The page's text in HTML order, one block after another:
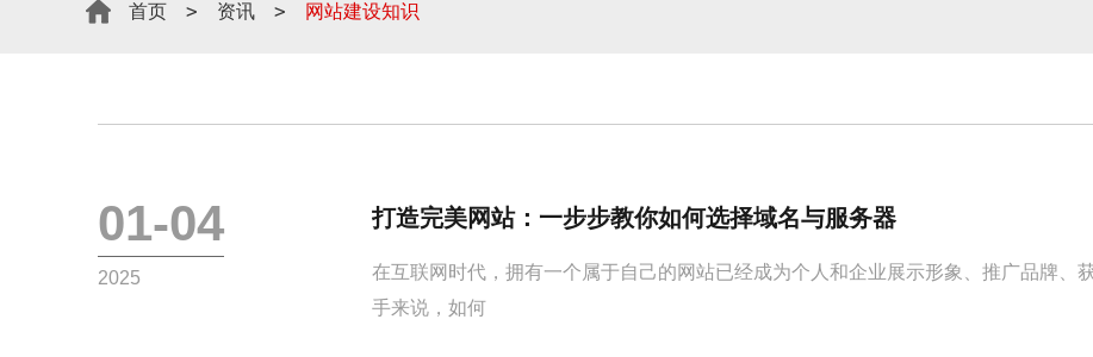
首页 > 资讯 > 网站建设知识
01-04
2025
打造完美网站：一步步教你如何选择域名与服务器
在互联网时代，拥有一个属于自己的网站已经成为个人和企业展示形象、推广品牌、
手来说，如何